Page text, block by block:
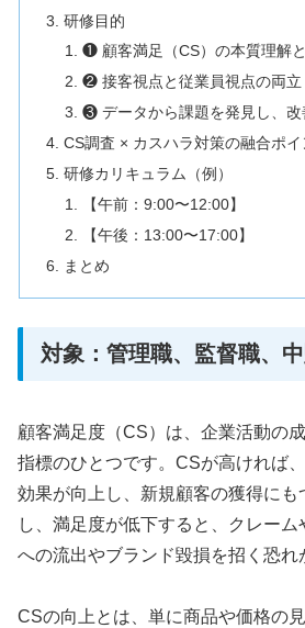
研修目的
❶ 顧客満足（CS）の本質理解
❷ 接客視点と従業員視点の両立
❸ データから課題を発見し、改
CS調査 × カスハラ対策の融合ポイ
研修カリキュラム（例）
【午前：9:00〜12:00】
【午後：13:00〜17:00】
まとめ
対象：管理職、監督職、
顧客満足度（CS）は、企業活動の
指標のひとつです。CSが高ければ
効果が向上し、新規顧客の獲得にも
し、満足度が低下すると、クレー
への流出やブランド毀損を招く恐れ
CSの向上とは、単に商品や価格の